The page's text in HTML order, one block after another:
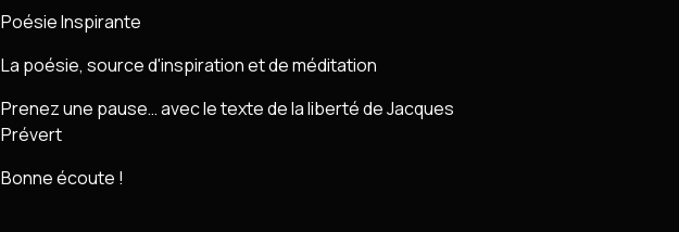
Poésie Inspirante
La poésie, source d'inspiration et de méditation
Prenez une pause… avec le texte de la liberté de Jacques
Prévert
Bonne écoute !